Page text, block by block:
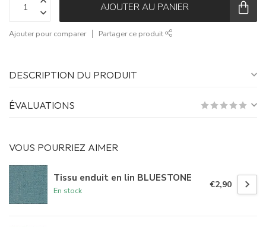
AJOUTER AU PANIER
Ajouter pour comparer Partager ce produit
DESCRIPTION DU PRODUIT
ÉVALUATIONS
VOUS POURRIEZ AIMER
Tissu enduit en lin BLUESTONE
En stock
€2,90